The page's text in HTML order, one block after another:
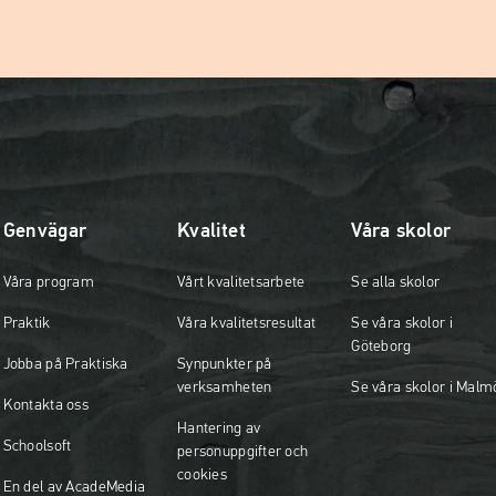
Genvägar
Våra program
Praktik
Jobba på Praktiska
Kontakta oss
Schoolsoft
En del av AcadeMedia
Kvalitet
Vårt kvalitetsarbete
Våra kvalitetsresultat
Synpunkter på
verksamheten
Hantering av
personuppgifter och
cookies
Våra skolor
Se alla skolor
Se våra skolor i
Göteborg
Se våra skolor i